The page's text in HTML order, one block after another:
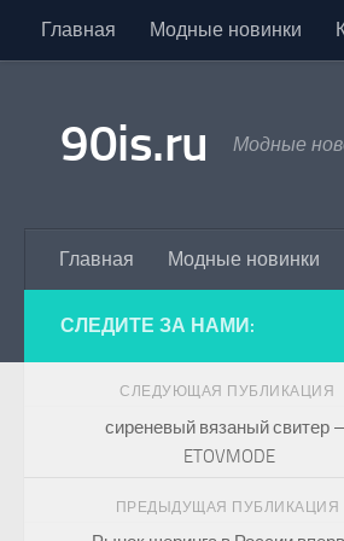
Skip to content
Главная Модные новинки
90is.ru Модные
Главная Модные новинки
СЛЕДИТЕ ЗА НАМИ:
СЛЕДУЮЩАЯ ПУБЛИКАЦИЯ
сиреневый вязаный свитер
ETOVMODE
ПРЕДЫДУЩАЯ ПУБЛИКАЦИЯ